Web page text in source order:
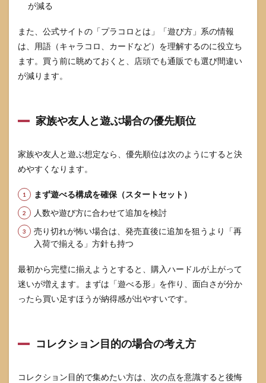
が減る
また、公式サイトの「プラコロとは」「遊び方」系の情報
は、用語（キャラコロ、カードなど）を理解するのに役立ち
ます。買う前に眺めておくと、店頭でも通販でも選び間違い
が減ります。
家族や友人と遊ぶ場合の優先順位
家族や友人と遊ぶ想定なら、優先順位は次のようにすると決
めやすくなります。
まず遊べる構成を確保（スタートセット）
人数や遊び方に合わせて追加を検討
売り切れが怖い場合は、発売直後に追加を狙うより「再
入荷で揃える」方針も持つ
最初から完璧に揃えようとすると、購入ハードルが上がって
迷いが増えます。まずは「遊べる形」を作り、面白さが分か
ったら買い足すほうが納得感が出やすいです。
コレクション目的の場合の考え方
コレクション目的で集めたい方は、次の点を意識すると後悔